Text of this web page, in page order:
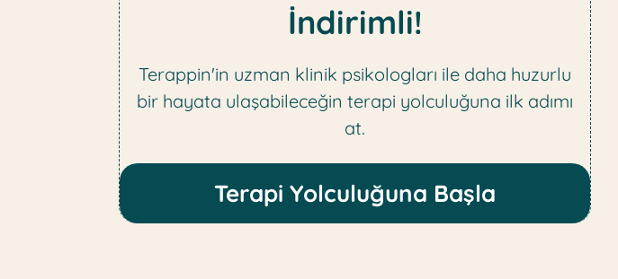
İndirimli!
Terappin'in uzman klinik psikologları ile daha huzurlu
bir hayata ulaşabileceğin terapi yolculuğuna ilk adımı
at.
Terapi Yolculuğuna Başla